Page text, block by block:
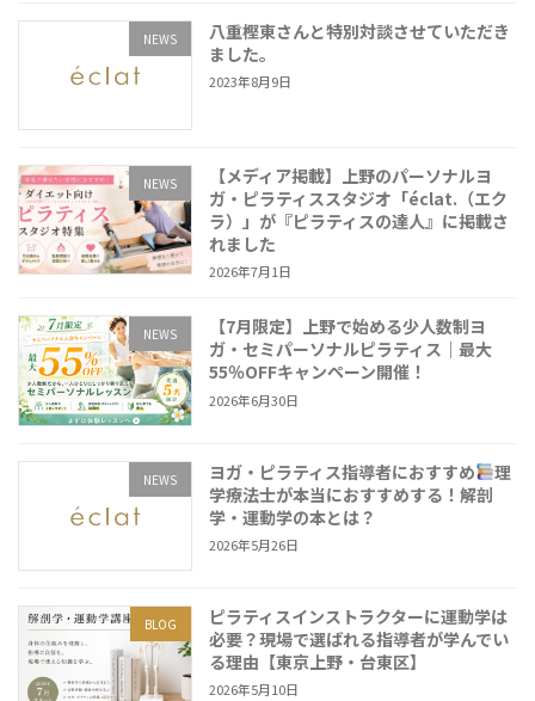
NEWS
八重樫東さんと特別対談させていただき
ました。
2023年8月9日
NEWS
【メディア掲載】上野のパーソナルヨ
ガ・ピラティススタジオ「éclat.（エク
ラ）」が『ピラティスの達人』に掲載さ
れました
2026年7月1日
NEWS
【7月限定】上野で始める少人数制ヨ
ガ・セミパーソナルピラティス｜最大
55％OFFキャンペーン開催！
2026年6月30日
NEWS ヨガ・ピラティス指導者におすすめ
理
学療法士が本当におすすめする！解剖
学・運動学の本とは？
2026年5月26日
BLOG
ピラティスインストラクターに運動学は
必要？現場で選ばれる指導者が学んでい
る理由【東京上野・台東区】
2026年5月10日